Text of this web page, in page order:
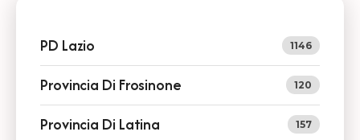
PD Lazio 1146
Provincia Di Frosinone 120
Provincia Di Latina 157